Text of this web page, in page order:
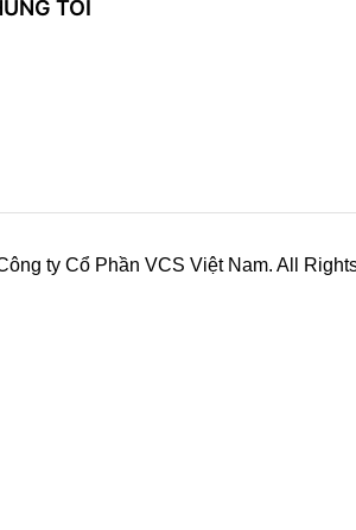
TÔI
ty Cổ Phần VCS Việt Nam. All